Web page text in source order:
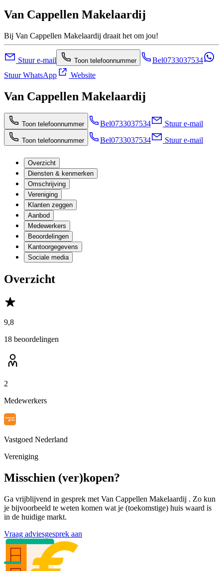
Van Cappellen Makelaardij
Bij Van Cappellen Makelaardij draait het om jou!
Stuur e-mail Toon telefoonnummer Bel0733037534
Stuur WhatsApp
Website
Van Cappellen Makelaardij
Toon telefoonnummer Bel0733037534 Stuur e-mail
Toon telefoonnummer Bel0733037534 Stuur e-mail
Overzicht
Diensten & kenmerken
Omschrijving
Vereniging
Klanten zeggen
Aanbod
Medewerkers
Beoordelingen
Kantoorgegevens
Sociale media
Overzicht
9,8
18 beoordelingen
2
Medewerkers
Vastgoed Nederland
Vereniging
Misschien (ver)kopen?
Ga vrijblijvend in gesprek met Van Cappellen Makelaardij . Zo kun
je bijvoorbeeld te weten komen wat je (toekomstige) huis waard is
in de huidige markt.
Vraag adviesgesprek aan